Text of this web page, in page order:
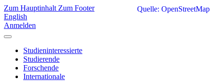
Zum Hauptinhalt Zum Footer
English
Anmelden
Studieninteressierte
Studierende
Forschende
Internationale
Quelle: OpenStreetMap